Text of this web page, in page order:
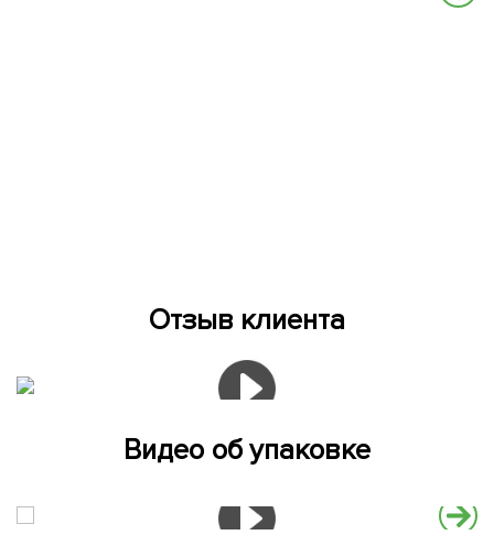
Отзыв клиента
Видео об упаковке